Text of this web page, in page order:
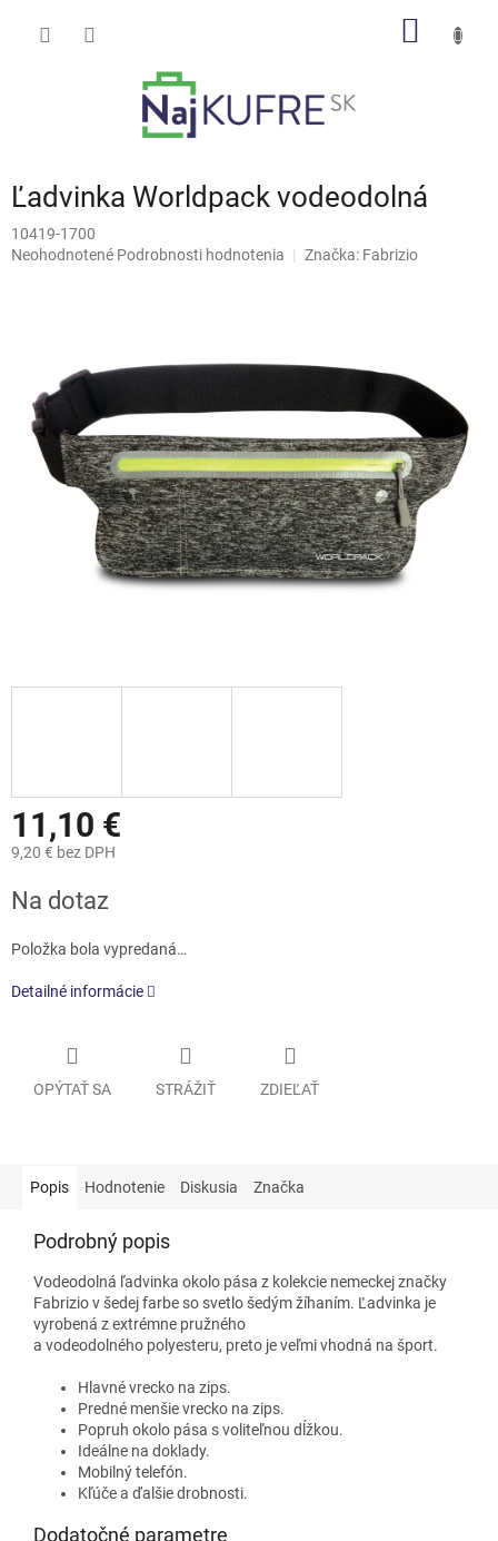
Ľadvinka Worldpack vodeodolná
10419-1700
Priemerné
hviezdičiek.
Neohodnotené Podrobnosti hodnotenia Značka: Fabrizio
11,10 €
9,20 € bez DPH
cena:
Na dotaz
Položka bola vypredaná…
Detailné informácie
OPÝTAŤ SA STRÁŽIŤ ZDIEĽAŤ
Popis Hodnotenie Diskusia Značka
Podrobný popis
Vodeodolná ľadvinka okolo pása z kolekcie nemeckej značky
Fabrizio v šedej farbe so svetlo šedým žíhaním. Ľadvinka je
vyrobená z extrémne pružného
a vodeodolného polyesteru, preto je veľmi vhodná na šport.
Hlavné vrecko na zips.
Predné menšie vrecko na zips.
Popruh okolo pása s voliteľnou dĺžkou.
Ideálne na doklady.
Mobilný telefón.
Kľúče a ďalšie drobnosti.
Dodatočné parametre